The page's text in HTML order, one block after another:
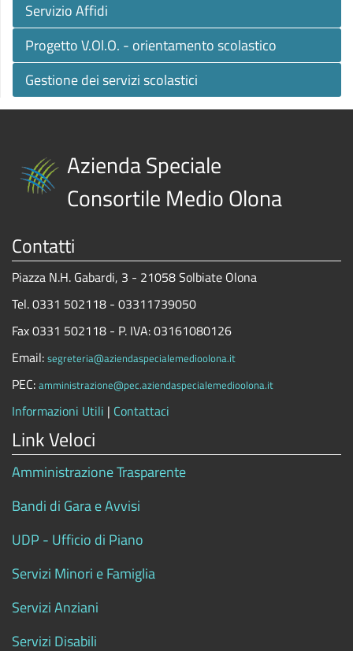
Servizio Affidi
Progetto V.Ol.O. - orientamento scolastico
Gestione dei servizi scolastici
Azienda Speciale
Consortile Medio Olona
Contatti
Piazza N.H. Gabardi, 3 - 21058 Solbiate Olona
Tel. 0331 502118 - 03311739050
Fax 0331 502118 - P. IVA: 03161080126
Email: segreteria@aziendaspecialemedioolona.it
PEC: amministrazione@pec.aziendaspecialemedioolona.it
Informazioni Utili | Contattaci
Link Veloci
Amministrazione Trasparente
Bandi di Gara e Avvisi
UDP - Ufficio di Piano
Servizi Minori e Famiglia
Servizi Anziani
Servizi Disabili